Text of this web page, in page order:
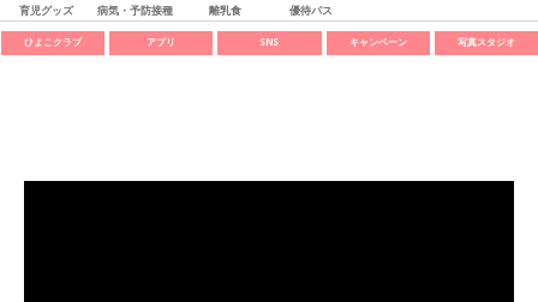
育児グッズ 病気・予防接種 離乳食 優待パス
ひよこクラブ アプリ SNS キャンペーン 写真スタジオ